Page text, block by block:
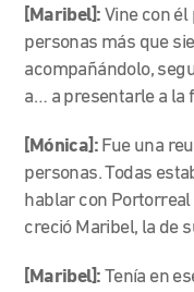
[Maribel]: Vine con él
personas más que
acompañándolo,
a… a presentarle a la
[Mónica]: Fue una
personas. Todas
hablar con
creció Maribel, la de
[Maribel]: Tenía en